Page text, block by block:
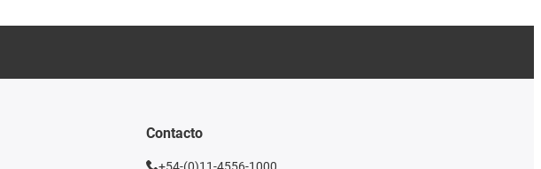
Contacto